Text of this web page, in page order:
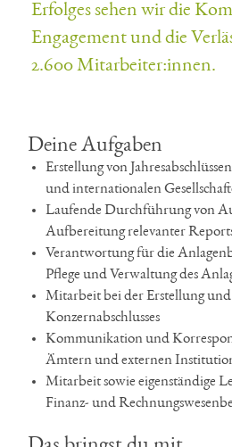
Erfolges sehen wir die
Engagement und die
2.600 Mitarbeiter:innen.
Deine Aufgaben
Erstellung von
und internationalen
Laufende Durchführung von
Aufbereitung relevanter
Verantwortung für die
Pflege und Verwaltung des
Mitarbeit bei der Erstellung
Konzernabschlusses
Kommunikation und
Ämtern und externen
Mitarbeit sowie eigenständige
Finanz- und